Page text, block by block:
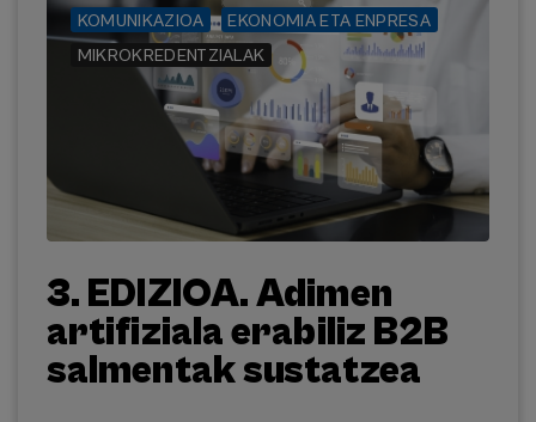
KOMUNIKAZIOA
EKONOMIA ETA ENPRESA
MIKROKREDENTZIALAK
3. EDIZIOA. Adimen
artifiziala erabiliz B2B
salmentak sustatzea